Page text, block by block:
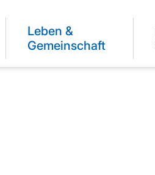
Leben &
Gemeinschaft